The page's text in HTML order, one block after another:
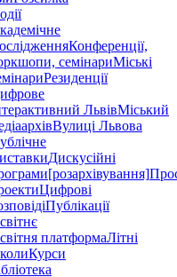
Конференції,
семінариМіські
Резиденції
ЛьвівМіський
Вулиці Львова
Дискусійні
[розархівування]
Цифрові
Публікації
платформаЛітні
Курси